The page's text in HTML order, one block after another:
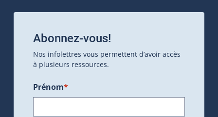
Abonnez-vous!
Nos infolettres vous permettent d’avoir accès
à plusieurs ressources.
Prénom*